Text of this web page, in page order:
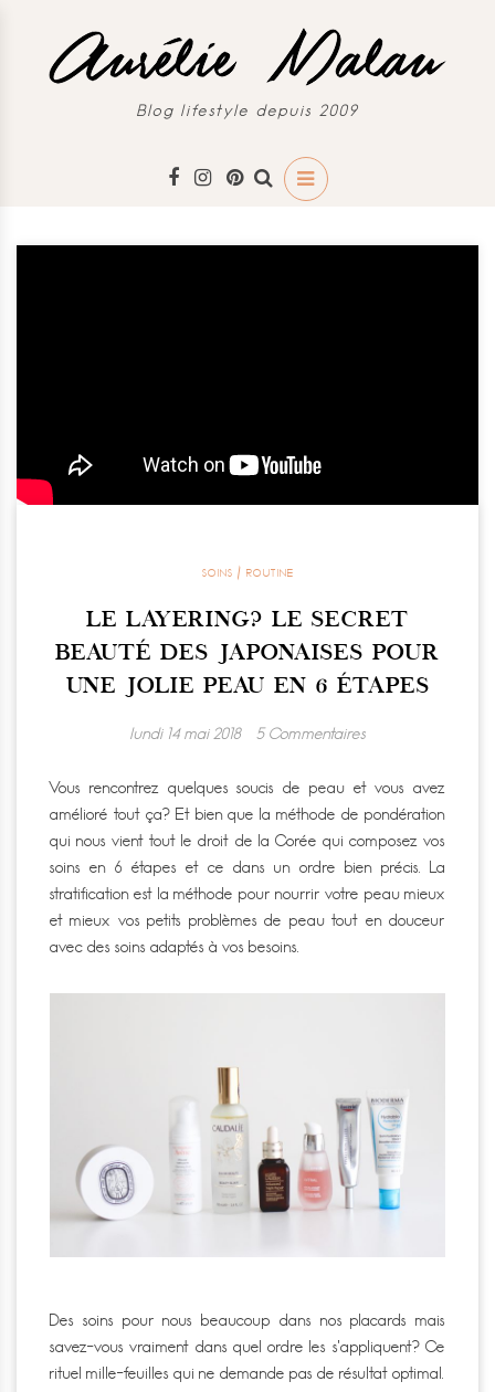
Blog lifestyle depuis 2009
SOINS / ROUTINE
LE LAYERING? LE SECRET
BEAUTÉ DES JAPONAISES POUR
UNE JOLIE PEAU EN 6 ÉTAPES
lundi 14 mai 2018 5 Commentaires
Vous rencontrez quelques soucis de peau et vous avez
amélioré tout ça? Et bien que la méthode de pondération
qui nous vient tout le droit de la Corée qui composez vos
soins en 6 étapes et ce dans un ordre bien précis. La
stratification est la méthode pour nourrir votre peau mieux
et mieux vos petits problèmes de peau tout en douceur
avec des soins adaptés à vos besoins.
Des soins pour nous beaucoup dans nos placards mais
savez-vous vraiment dans quel ordre les s’appliquent? Ce
rituel mille-feuilles qui ne demande pas de résultat optimal.